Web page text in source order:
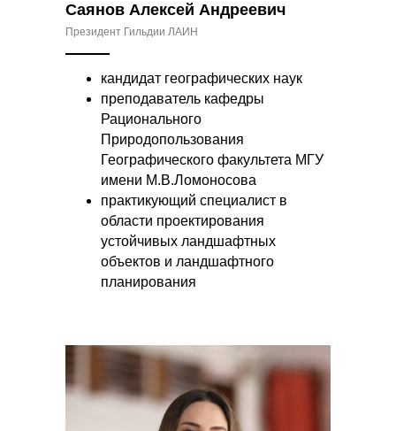
Саянов Алексей Андреевич
Президент Гильдии ЛАИН
кандидат географических наук
преподаватель кафедры
Рационального
Природопользования
Географического факультета МГУ
имени М.В.Ломоносова
практикующий специалист в
области проектирования
устойчивых ландшафтных
объектов и ландшафтного
планирования